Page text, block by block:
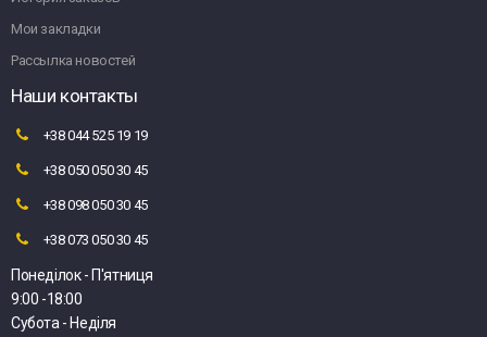
Мои закладки
Рассылка новостей
Наши контакты
+38 044 525 19 19
+38 050 050 30 45
+38 098 050 30 45
+38 073 050 30 45
Понеділок - П'ятниця
9:00 -18:00
Субота - Неділя